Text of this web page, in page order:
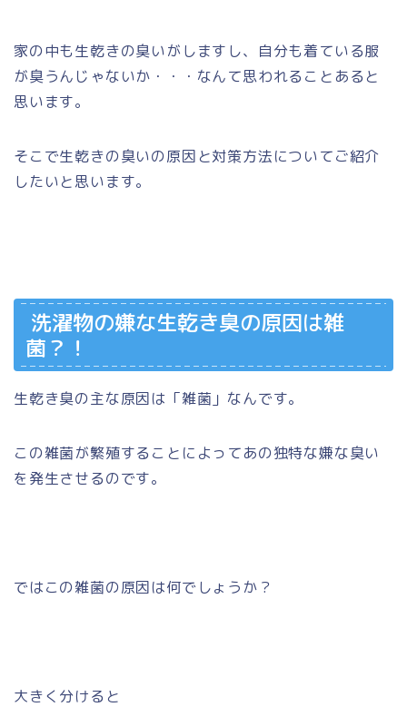
家の中も生乾きの臭いがしますし、自分も着ている服
が臭うんじゃないか・・・なんて思われることあると
思います。
そこで生乾きの臭いの原因と対策方法についてご紹介
したいと思います。
洗濯物の嫌な生乾き臭の原因は雑
菌？！
生乾き臭の主な原因は「雑菌」なんです。
この雑菌が繁殖することによってあの独特な嫌な臭い
を発生させるのです。
ではこの雑菌の原因は何でしょうか？
大きく分けると